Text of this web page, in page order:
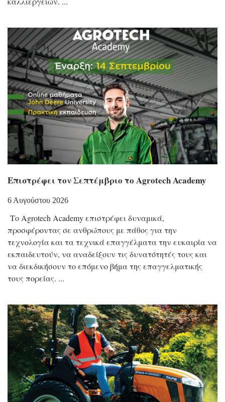
Επιστρέφει τον Σεπτέμβριο το Agrotech Academy
6 Αυγούστου 2026
Το Agrotech Academy επιστρέφει δυναμικά,
προσφέροντας σε ανθρώπους με πάθος για την
τεχνολογία και τα τεχνικά επαγγέλματα την ευκαιρία να
εκπαιδευτούν, να αναδείξουν τις δυνατότητές τους και
να διεκδικήσουν το επόμενο βήμα της επαγγελματικής
τους πορείας.